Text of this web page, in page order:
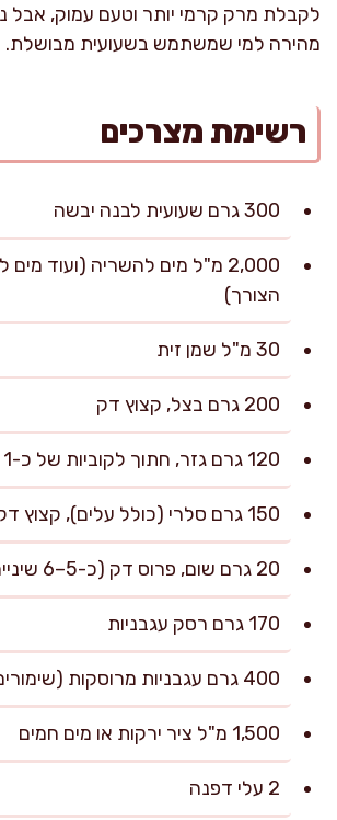
לקבלת מרק קרמי יותר וטעם עמוק, אבל
מהירה למי שמשתמש בשעועית מבושלת.
רשימת מצרכים
300 גרם שעועית לבנה יבשה
2,000 מ"ל מים להשריה (ועוד מים
הצורך)
30 מ"ל שמן זית
200 גרם בצל, קצוץ דק
120 גרם גזר, חתוך לקוביות של כ-1 ס"מ
150 גרם סלרי (כולל עלים), קצוץ דק
20 גרם שום, פרוס דק (כ-5–6 שיניים)
170 גרם רסק עגבניות
400 גרם עגבניות מרוסקות (שימורים)
1,500 מ"ל ציר ירקות או מים חמים
2 עלי דפנה